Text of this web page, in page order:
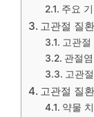
주요
고관절 질환
고관절
관절염
고관
고관절 질
약물